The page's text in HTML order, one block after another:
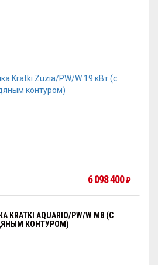
6 098 400₽
KRATKI AQUARIO/PW/W М8 (С
КОНТУРОМ)